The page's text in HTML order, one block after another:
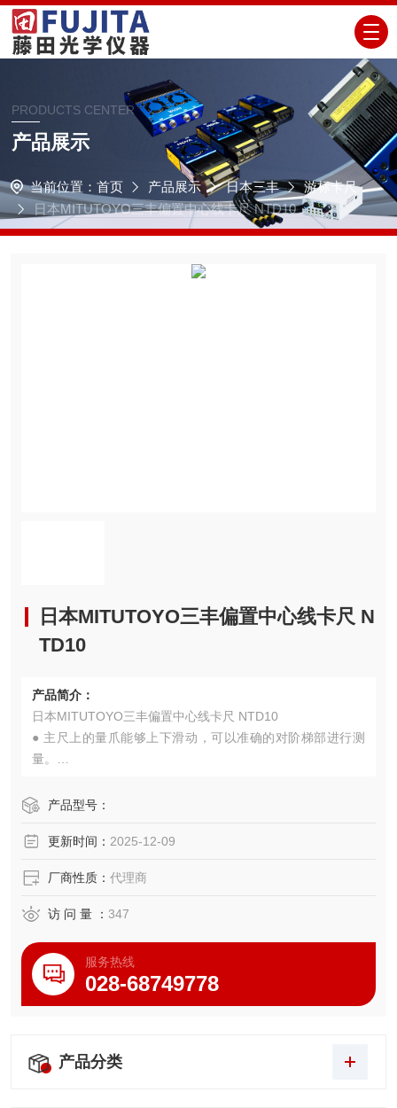
PRODUCTS CENTER
产品展示
当前位置： 首页 产品展示 日本三丰
游标卡尺
日本MITUTOYO三丰偏置中心线卡尺 NTD10
日本MITUTOYO三丰偏置中心线卡尺 N
TD10
产品简介：
日本MITUTOYO三丰偏置中心线卡尺 NTD10
● 主尺上的量爪能够上下滑动，可以准确的对阶梯部进行测
量。
产品型号：
更新时间： 2025-12-09
厂商性质： 代理商
访 问 量 ： 347
服务热线
028-68749778
产品分类